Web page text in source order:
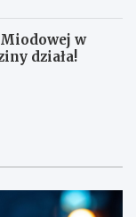
w
działa!